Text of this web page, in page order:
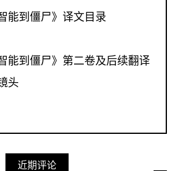
能到僵尸》译文目录
能到僵尸》第二卷及后续翻译
头
近期评论